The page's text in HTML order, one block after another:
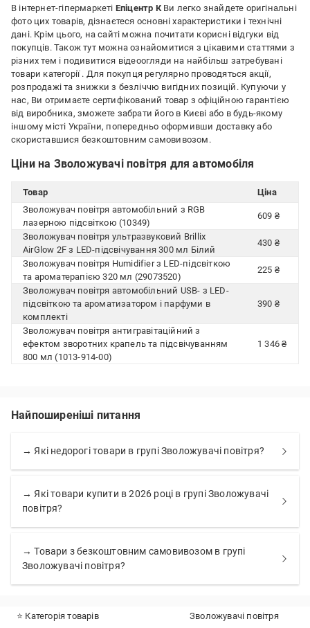
В інтернет-гіпермаркеті Епіцентр КВи легко знайдете оригінальні
фото цих товарів, дізнаєтеся основні характеристики і технічні
дані. Крім цього, на сайті можна почитати корисні відгуки від
покупців. Також тут можна ознайомитися з цікавими статтями з
різних тем і подивитися відеоогляди на найбільш затребувані
товари категорії . Для покупця регулярно проводяться акції,
розпродажі та знижки з безліччю вигідних позицій. Купуючи у
нас, Ви отримаєте сертифікований товар з офіційною гарантією
від виробника, зможете забрати його в Києві або в будь-якому
іншому місті України, попередньо оформивши доставку або
скориставшися безкоштовним самовивозом.
Ціни на Зволожувачі повітря для автомобіля
Товар
Ціна
Зволожувач повітря автомобільний з RGB
лазерною підсвіткою (10349)
609 ₴
Зволожувач повітря ультразвуковий Brillix
AirGlow 2F з LED-підсвічування 300 мл Білий
430 ₴
Зволожувач повітря Humidifier з LED-підсвіткою
та ароматерапією 320 мл (29073520)
225 ₴
Зволожувач повітря автомобільний USB- з LED-
підсвіткою та ароматизатором і парфуми в
комплекті
390 ₴
Зволожувач повітря антигравітаційний з
ефектом зворотних крапель та підсвічуванням
800 мл (1013-914-00)
1 346 ₴
Найпоширеніші питання
→ Які недорогі товари в групі Зволожувачі повітря?
→ Які товари купити в 2026 році в групі Зволожувачі
повітря?
→ Товари з безкоштовним самовивозом в групі
Зволожувачі повітря?
⭐ Категорія товарів Зволожувачі повітря